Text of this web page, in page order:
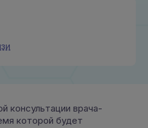
консультации врача-
которой будет